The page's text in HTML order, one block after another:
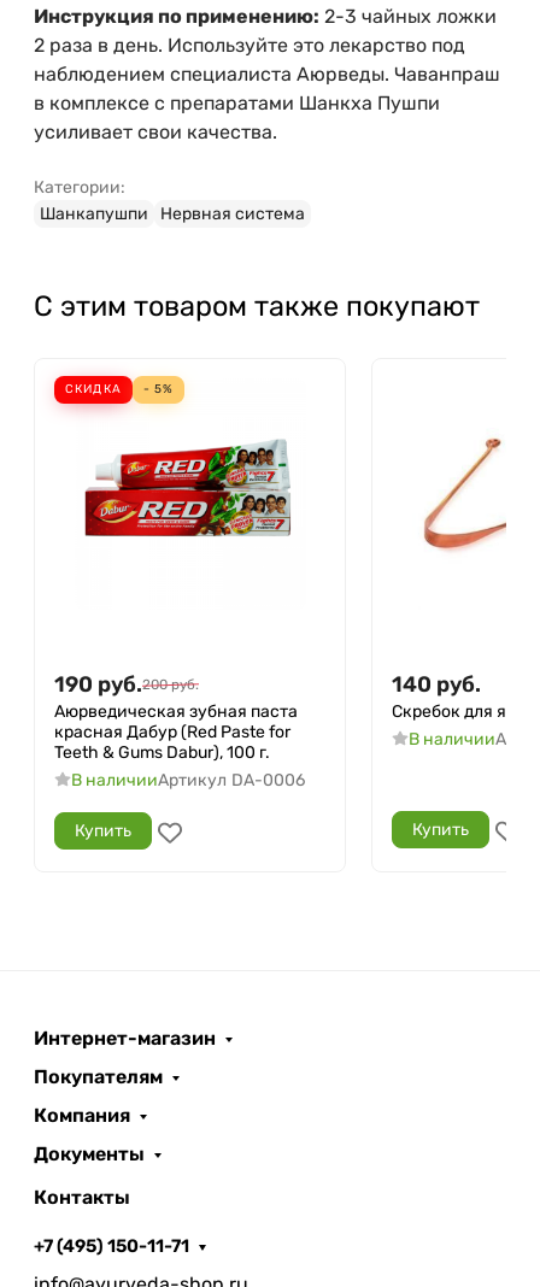
Инструкция по применению: 2-3 чайных ложки
2 раза в день. Используйте это лекарство под
наблюдением специалиста Аюрведы. Чаванпраш
в комплексе с препаратами Шанкха Пушпи
усиливает свои качества.
Категории:
Шанкапушпи
Нервная система
С этим товаром также покупают
СКИДКА - 5%
190 руб.200 руб.
Аюрведическая зубная паста
красная Дабур (Red Paste for
Teeth & Gums Dabur), 100 г.
В наличииАртикул DA-0006
Купить
140 руб.
Скребок для
В наличии
Купить
Интернет-магазин
Покупателям
Компания
Документы
Контакты
+7 (495) 150-11-71